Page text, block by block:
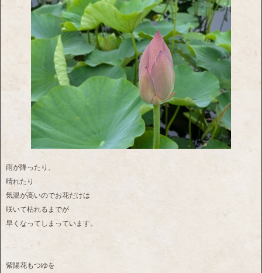
雨が降ったり、
晴れたり
気温が高いのでお花だけは
咲いて枯れるまでが
早くなってしまっています。
紫陽花もつゆを